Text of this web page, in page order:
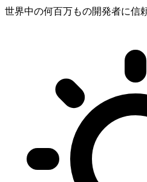
世界中の何百万もの開発者に信